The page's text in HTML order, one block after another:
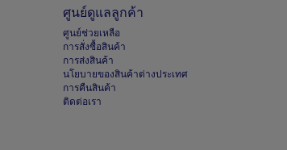
ศูนย์ดูแลลูกค้า
ศูนย์ช่วยเหลือ
การสั่งซื้อสินค้า
การส่งสินค้า
นโยบายของสินค้าต่างประเทศ
การคืนสินค้า
ติดต่อเรา